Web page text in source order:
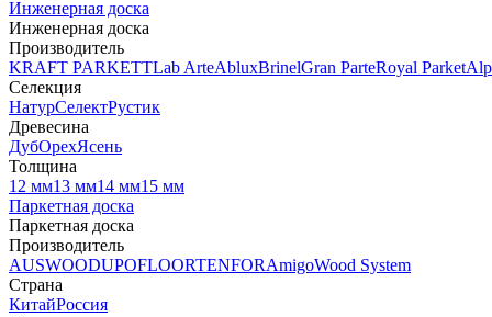
Инженерная доска
Инженерная доска
Производитель
KRAFT PARKETTLab ArteAbluxBrinelGran ParteRoyal Parket
Селекция
НатурСелектРустик
Древесина
ДубОрехЯсень
Толщина
12 мм13 мм14 мм15 мм
Паркетная доска
Паркетная доска
Производитель
AUSWOODUPOFLOORTENFORAmigoWood System
Страна
КитайРоссия